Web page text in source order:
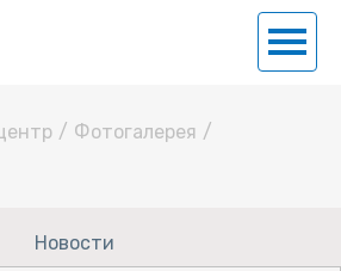
/ Фотогалерея /
Новости